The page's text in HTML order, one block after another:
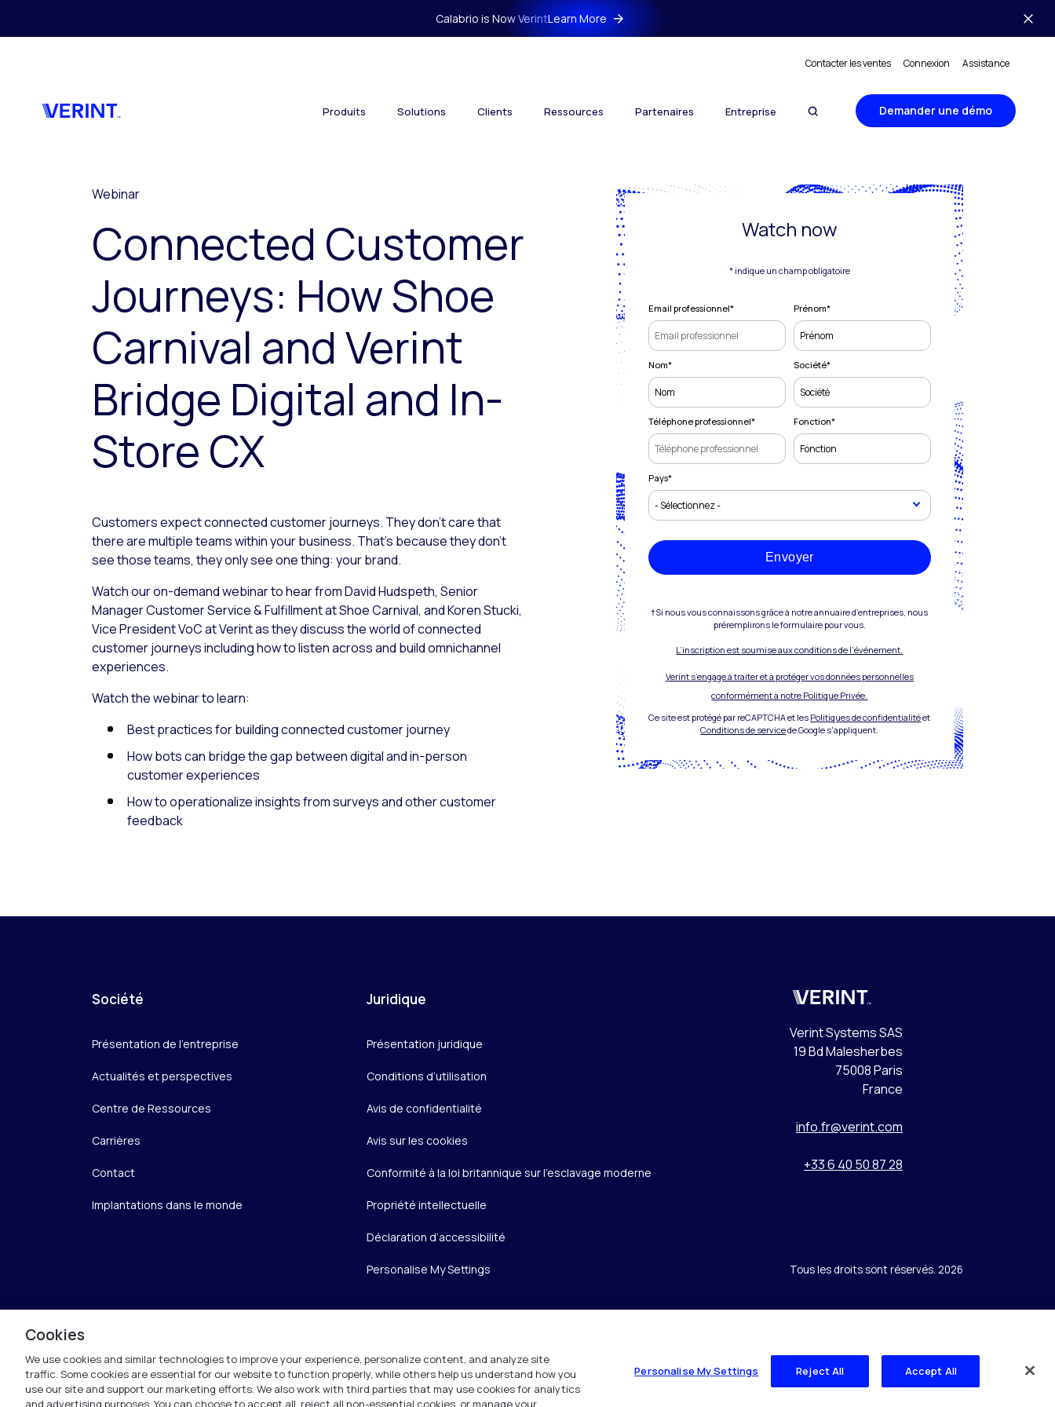
Calabrio is Now VerintLearn More
Contacter les ventes Connexion Assistance
Produits Solutions Clients Ressources Partenaires Entreprise Demander une démo
Webinar
Connected Customer
Journeys: How Shoe
Carnival and Verint
Bridge Digital and In-
Store CX
Customers expect connected customer journeys. They don’t care that
there are multiple teams within your business. That’s because they don’t
see those teams, they only see one thing: your brand.
Watch our on-demand webinar to hear from David Hudspeth, Senior
Manager Customer Service & Fulfillment at Shoe Carnival, and Koren Stucki,
Vice President VoC at Verint as they discuss the world of connected
customer journeys including how to listen across and build omnichannel
experiences.
Watch the webinar to learn:
Best practices for building connected customer journey
How bots can bridge the gap between digital and in-person
customer experiences
How to operationalize insights from surveys and other customer
feedback
Watch now
* indique un champ obligatoire
Email professionnel* Prénom*
Nom* Société*
Téléphone professionnel* Fonction*
Pays*
Envoyer
†Si nous vous connaissons grâce à notre annuaire d’entreprises, nous
préremplirons le formulaire pour vous.
L’inscription est soumise aux conditions de l’événement.
Verint s’engage à traiter et à protéger vos données personnelles
conformément à notre Politique Privée.
Ce site est protégé par reCAPTCHA et les Politiques de confidentialitéet
Conditions de servicede Google s'appliquent.
Société
Présentation de l’entreprise
Actualités et perspectives
Centre de Ressources
Carrières
Contact
Implantations dans le monde
Juridique
Présentation juridique
Conditions d’utilisation
Avis de confidentialité
Avis sur les cookies
Conformité à la loi britannique sur l’esclavage moderne
Propriété intellectuelle
Déclaration d’accessibilité
Personalise My Settings
Verint
Verint Systems SAS
19 Bd Malesherbes
75008 Paris
France
info.fr@verint.com
+33 6 40 50 87 28
Tous les droits sont réservés. 2026
Cookies
We use cookies and similar technologies to improve your experience, personalize content, and analyze site
traffic. Some cookies are essential for our website to function properly, while others help us understand how you
use our site and support our marketing efforts. We also work with third parties that may use cookies for analytics
and advertising purposes. You can choose to accept all, reject all non-essential cookies, or manage your
Personalise My Settings Reject All Accept All